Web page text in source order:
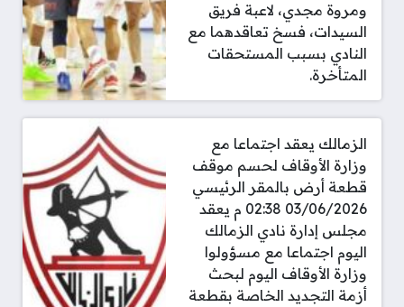
ومروة مجدي، لاعبة فريق
السيدات، فسخ تعاقدهما مع
النادي بسبب المستحقات
المتأخرة.
الزمالك يعقد اجتماعا مع
وزارة الأوقاف لحسم موقف
قطعة أرض بالمقر الرئيسي
03/06/2026 02:38 م يعقد
مجلس إدارة نادي الزمالك
اليوم اجتماعا مع مسؤولوا
وزارة الأوقاف اليوم لبحث
أزمة التجديد الخاصة بقطعة